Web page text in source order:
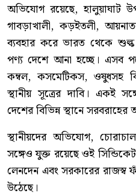
অভিযোগ রয়েছে, হালুয়াঘাট
গাবড়াখালী, কড়ইতলী,
ব্যবহার করে ভারত থেকে শুল্ক
পণ্য দেশে আনা হচ্ছে। এসব
কম্বল, কসমেটিকস, ওষুধসহ
স্থানীয় সূত্রের দাবি। একই
দেশের বিভিন্ন স্থানে
স্থানীয়দের অভিযোগ,
সঙ্গেও যুক্ত রয়েছে ওই
লেনদেন এবং সরকারের রাজস্ব
উঠেছে।